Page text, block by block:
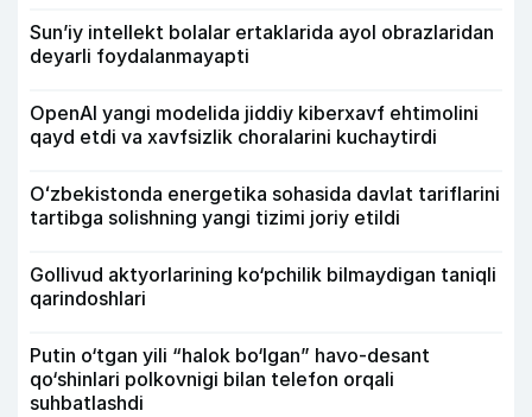
Sun’iy intellekt bolalar ertaklarida ayol obrazlaridan
deyarli foydalanmayapti
OpenAI yangi modelida jiddiy kiberxavf ehtimolini
qayd etdi va xavfsizlik choralarini kuchaytirdi
Oʻzbekistonda energetika sohasida davlat tariflarini
tartibga solishning yangi tizimi joriy etildi
Gollivud aktyorlarining ko‘pchilik bilmaydigan taniqli
qarindoshlari
Putin o‘tgan yili “halok bo‘lgan” havo-desant
qo‘shinlari polkovnigi bilan telefon orqali
suhbatlashdi